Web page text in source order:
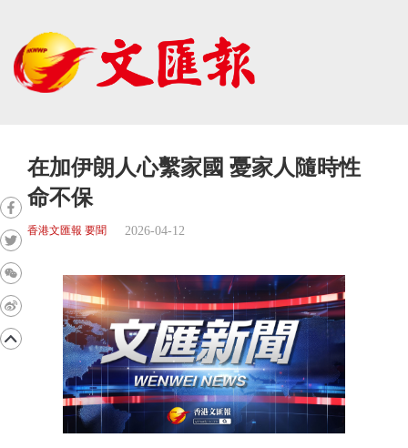
在加伊朗人心繫家國 憂家人隨時性
命不保
香港文匯報 要聞 2026-04-12